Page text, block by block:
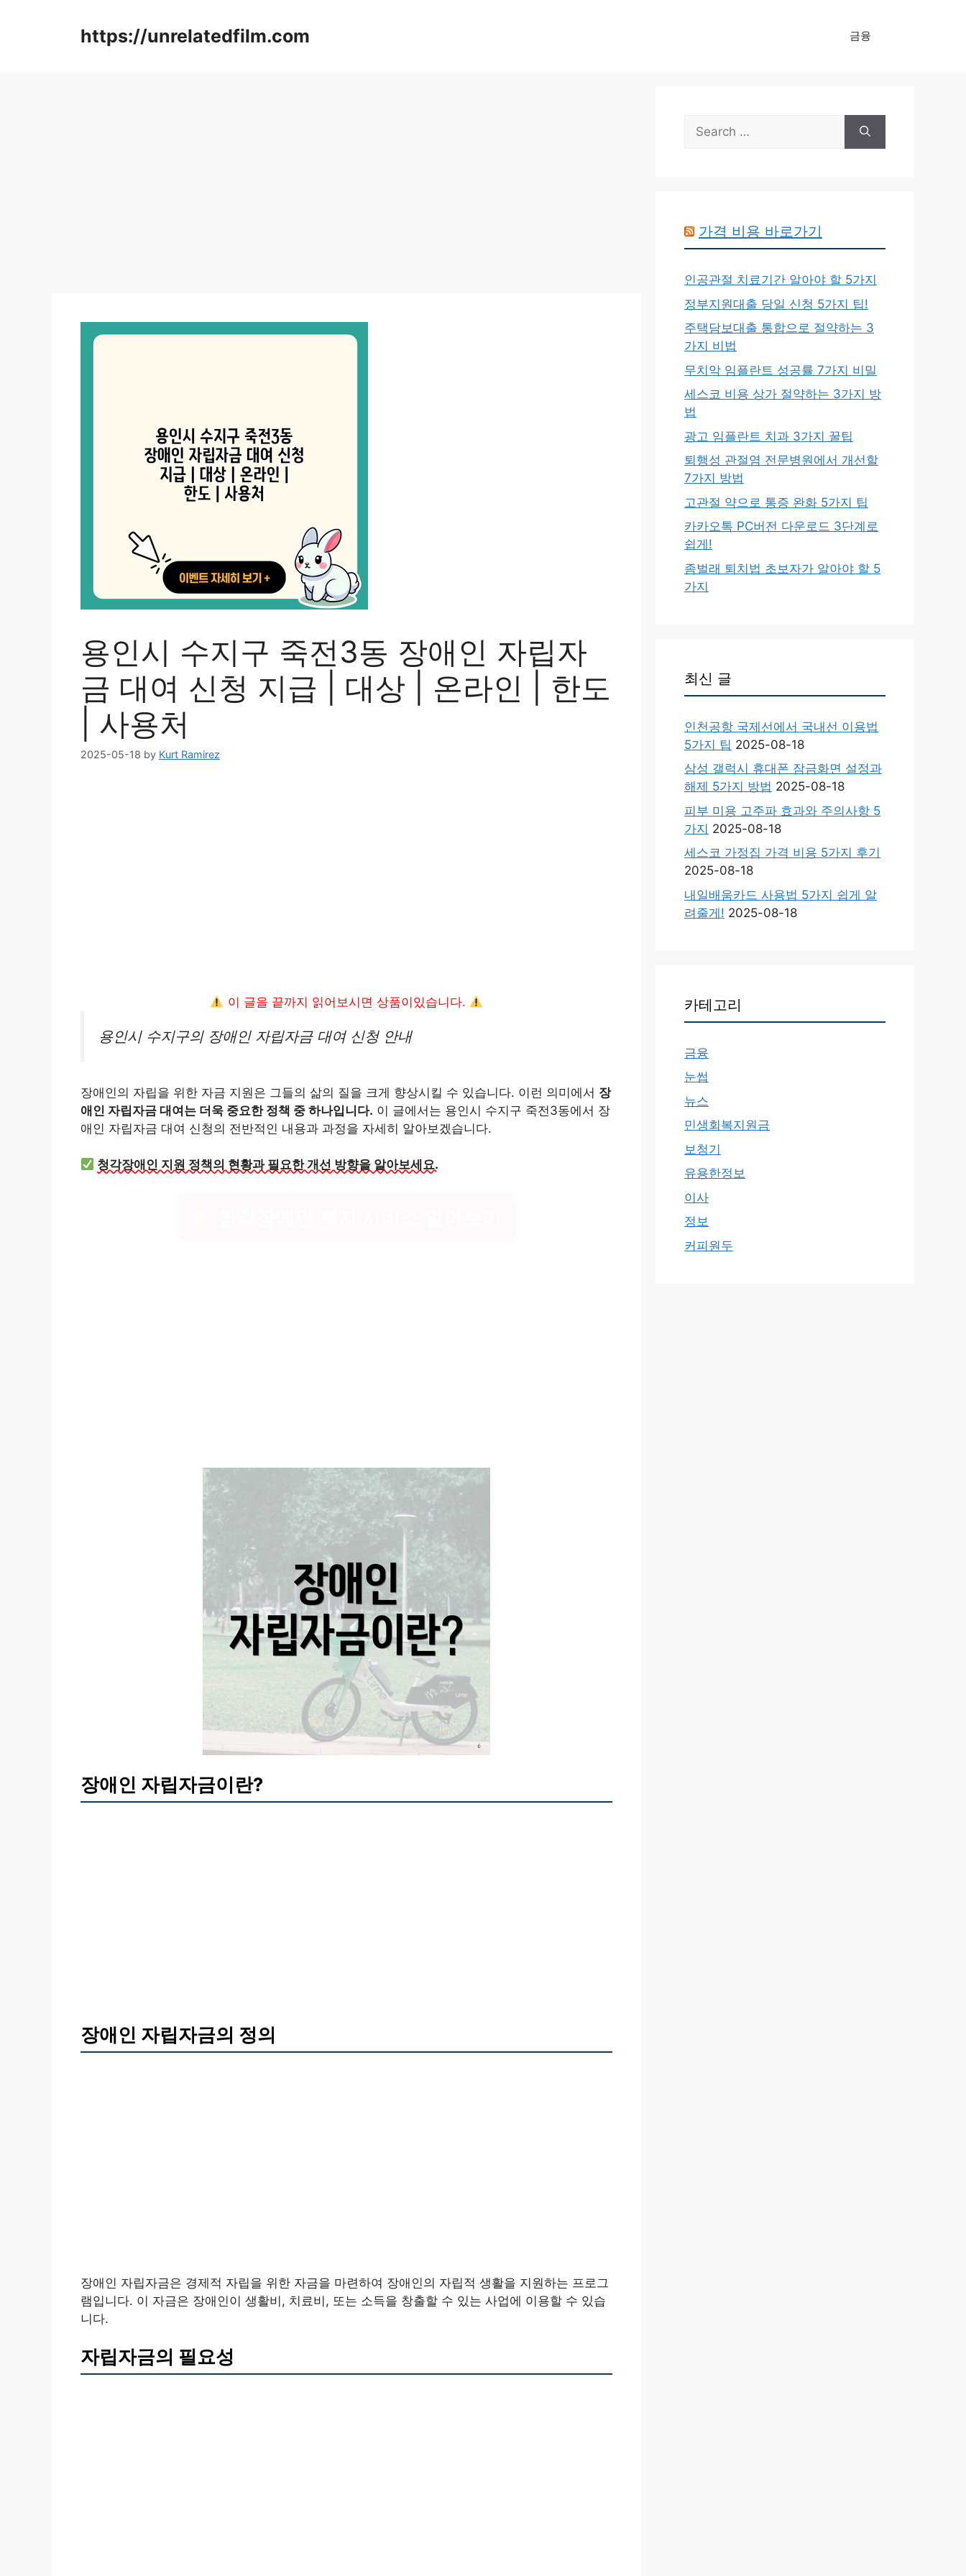
https://unrelatedfilm.com 금융
용인시 수지구 죽전3동 장애인 자립자
금 대여 신청 지급 | 대상 | 온라인 | 한도
| 사용처
2025-05-18 by Kurt Ramirez
이 글을 끝까지 읽어보시면 상품이있습니다.
용인시 수지구의 장애인 자립자금 대여 신청 안내
장애인의 자립을 위한 자금 지원은 그들의 삶의 질을 크게 향상시킬 수 있습니다. 이런 의미에서 장
애인 자립자금 대여는 더욱 중요한 정책 중 하나입니다. 이 글에서는 용인시 수지구 죽전3동에서 장
애인 자립자금 대여 신청의 전반적인 내용과 과정을 자세히 알아보겠습니다.
청각장애인 지원 정책의 현황과 필요한 개선 방향을 알아보세요.
장애인 자립자금이란?
장애인 자립자금의 정의
장애인 자립자금은 경제적 자립을 위한 자금을 마련하여 장애인의 자립적 생활을 지원하는 프로그
램입니다. 이 자금은 장애인이 생활비, 치료비, 또는 소득을 창출할 수 있는 사업에 이용할 수 있습
니다.
자립자금의 필요성
Search
for:
가격 비용 바로가기
인공관절 치료기간 알아야 할 5가지
정부지원대출 당일 신청 5가지 팁!
주택담보대출 통합으로 절약하는 3
가지 비법
무치악 임플란트 성공률 7가지 비밀
세스코 비용 상가 절약하는 3가지 방
법
광고 임플란트 치과 3가지 꿀팁
퇴행성 관절염 전문병원에서 개선할
7가지 방법
고관절 약으로 통증 완화 5가지 팁
카카오톡 PC버전 다운로드 3단계로
쉽게!
좀벌래 퇴치법 초보자가 알아야 할 5
가지
최신 글
인천공항 국제선에서 국내선 이용법
5가지 팁 2025-08-18
삼성 갤럭시 휴대폰 잠금화면 설정과
해제 5가지 방법 2025-08-18
피부 미용 고주파 효과와 주의사항 5
가지 2025-08-18
세스코 가정집 가격 비용 5가지 후기
2025-08-18
내일배움카드 사용법 5가지 쉽게 알
려줄게! 2025-08-18
카테고리
금융
눈썹
뉴스
민생회복지원금
보청기
유용한정보
이사
정보
커피원두